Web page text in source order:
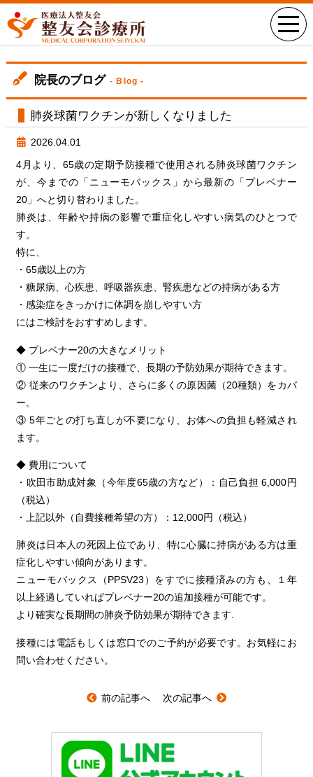
院長のブログ - Blog -
肺炎球菌ワクチンが新しくなりました
2026.04.01
4月より、65歳の定期予防接種で使用される肺炎球菌ワクチン
が、今までの「ニューモバックス」から最新の「プレベナー
20」へと切り替わりました。
肺炎は、年齢や持病の影響で重症化しやすい病気のひとつで
す。
特に、
・65歳以上の方
・糖尿病、心疾患、呼吸器疾患、腎疾患などの持病がある方
・感染症をきっかけに体調を崩しやすい方
にはご検討をおすすめします。
◆ プレベナー20の大きなメリット
① 一生に一度だけの接種で、長期の予防効果が期待できます。
② 従来のワクチンより、さらに多くの原因菌（20種類）をカバ
ー。
③ 5年ごとの打ち直しが不要になり、お体への負担も軽減され
ます。
◆ 費用について
・吹田市助成対象（今年度65歳の方など）：自己負担 6,000円
（税込）
・上記以外（自費接種希望の方）：12,000円（税込）
肺炎は日本人の死因上位であり、特に心臓に持病がある方は重
症化しやすい傾向があります。
ニューモバックス（PPSV23）をすでに接種済みの方も、１年
以上経過していればプレベナー20の追加接種が可能です。
より確実な長期間の肺炎予防効果が期待できます.
接種には電話もしくは窓口でのご予約が必要です。お気軽にお
問い合わせください。
前の記事へ 次の記事へ